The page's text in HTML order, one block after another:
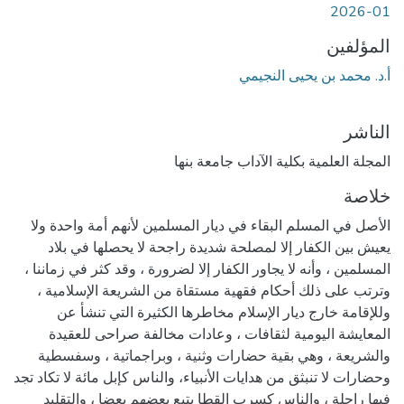
2026-01
المؤلفين
أ.د. محمد بن يحيى النجيمي
الناشر
المجلة العلمية بکلية الآداب جامعة بنها
خلاصة
الأصل في المسلم البقاء في ديار المسلمين لأنهم أمة واحدة ولا
يعيش بين الكفار إلا لمصلحة شديدة راجحة لا يحصلها في بلاد
المسلمين ، وأنه لا يجاور الكفار إلا لضرورة ، وقد كثر في زماننا ،
وترتب على ذلك أحكام فقهية مستقاة من الشريعة الإسلامية ،
وللإقامة خارج ديار الإسلام مخاطرها الكثيرة التي تنشأ عن
المعايشة اليومية لثقافات ، وعادات مخالفة صراحى للعقيدة
والشريعة ، وهي بقية حضارات وثنية ، وبراجماتية ، وسفسطية
وحضارات لا تنبثق من هدايات الأنبياء، والناس كإبل مائة لا تكاد تجد
فيها راحلة ، والناس كسرب القطا يتبع بعضهم بعضا ، والتقليد